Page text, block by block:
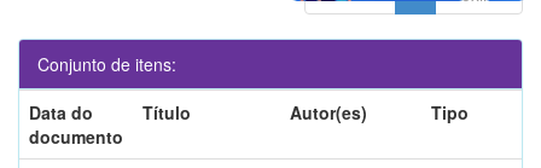
Conjunto de itens:
Data do
documento
Título Autor(es) Tipo